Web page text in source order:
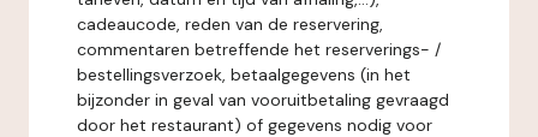
cadeaucode, reden van de reservering,
commentaren betreffende het reserverings- /
bestellingsverzoek, betaalgegevens (in het
bijzonder in geval van vooruitbetaling gevraagd
door het restaurant) of gegevens nodig voor